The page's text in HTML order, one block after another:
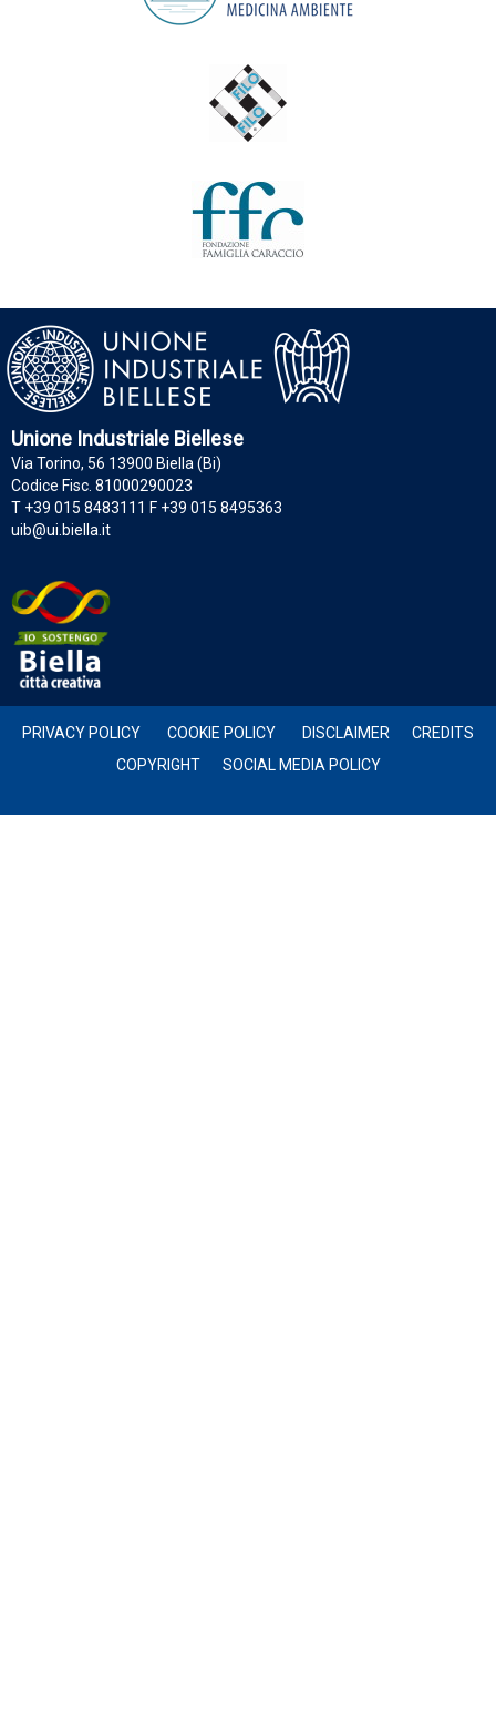
Unione Industriale Biellese
Via Torino, 56 13900 Biella (Bi)
Codice Fisc. 81000290023
T +39 015 8483111 F +39 015 8495363
uib@ui.biella.it
PRIVACY POLICY COOKIE POLICY DISCLAIMER
CREDITS
COPYRIGHT
SOCIAL MEDIA POLICY